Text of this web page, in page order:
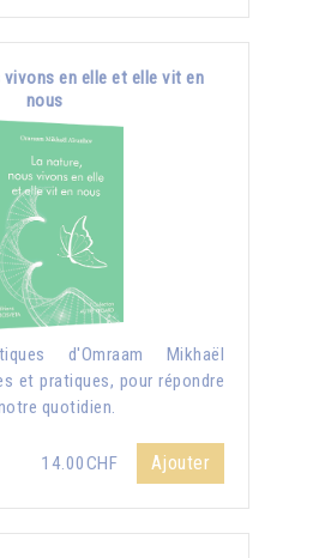
vivons en elle et elle vit en
nous
d'Omraam Mikhaël
et pratiques, pour répondre
quotidien.
14.00CHF Ajouter